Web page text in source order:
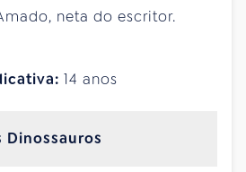
neta do escritor.
14 anos
Dinossauros